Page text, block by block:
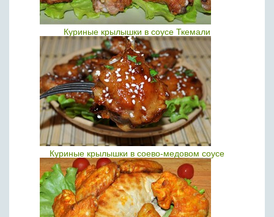
Куриные крылышки в соусе Ткемали
Куриные крылышки в соево-медовом соусе